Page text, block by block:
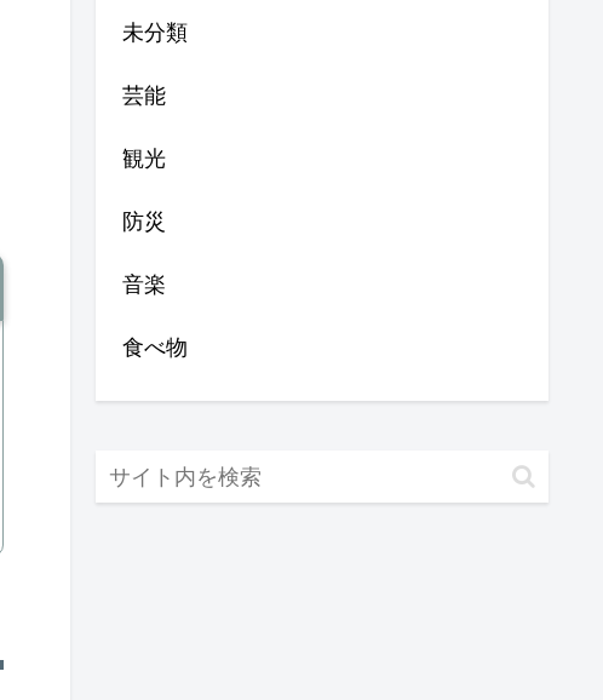
未分類
芸能
観光
防災
音楽
食べ物